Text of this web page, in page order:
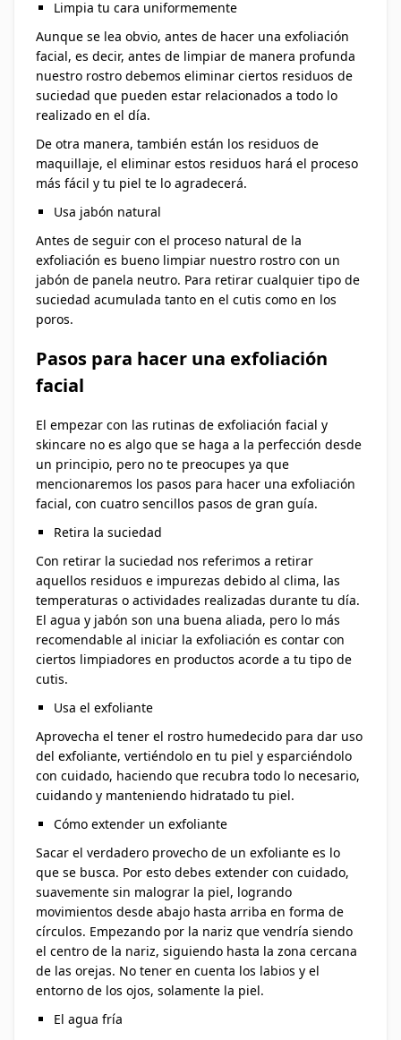
Limpia tu cara uniformemente
Aunque se lea obvio, antes de hacer una exfoliación
facial, es decir, antes de limpiar de manera profunda
nuestro rostro debemos eliminar ciertos residuos de
suciedad que pueden estar relacionados a todo lo
realizado en el día.
De otra manera, también están los residuos de
maquillaje, el eliminar estos residuos hará el proceso
más fácil y tu piel te lo agradecerá.
Usa jabón natural
Antes de seguir con el proceso natural de la
exfoliación es bueno limpiar nuestro rostro con un
jabón de panela neutro. Para retirar cualquier tipo de
suciedad acumulada tanto en el cutis como en los
poros.
Pasos para hacer una exfoliación
facial
El empezar con las rutinas de exfoliación facial y
skincare no es algo que se haga a la perfección desde
un principio, pero no te preocupes ya que
mencionaremos los pasos para hacer una exfoliación
facial, con cuatro sencillos pasos de gran guía.
Retira la suciedad
Con retirar la suciedad nos referimos a retirar
aquellos residuos e impurezas debido al clima, las
temperaturas o actividades realizadas durante tu día.
El agua y jabón son una buena aliada, pero lo más
recomendable al iniciar la exfoliación es contar con
ciertos limpiadores en productos acorde a tu tipo de
cutis.
Usa el exfoliante
Aprovecha el tener el rostro humedecido para dar uso
del exfoliante, vertiéndolo en tu piel y esparciéndolo
con cuidado, haciendo que recubra todo lo necesario,
cuidando y manteniendo hidratado tu piel.
Cómo extender un exfoliante
Sacar el verdadero provecho de un exfoliante es lo
que se busca. Por esto debes extender con cuidado,
suavemente sin malograr la piel, logrando
movimientos desde abajo hasta arriba en forma de
círculos. Empezando por la nariz que vendría siendo
el centro de la nariz, siguiendo hasta la zona cercana
de las orejas. No tener en cuenta los labios y el
entorno de los ojos, solamente la piel.
El agua fría